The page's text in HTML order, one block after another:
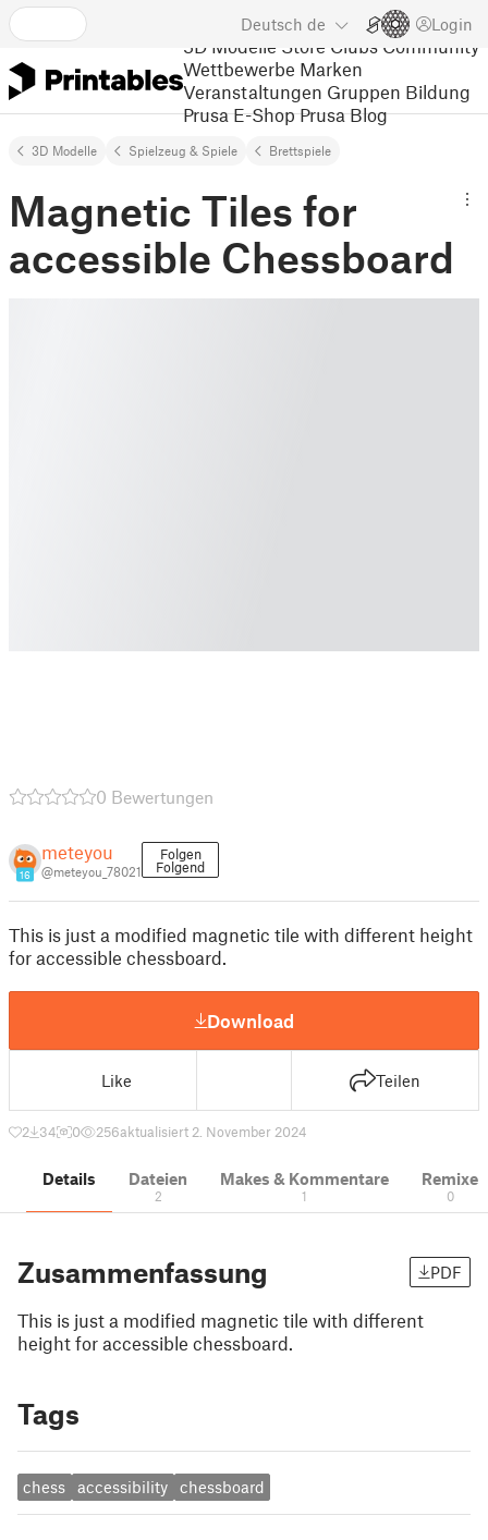
Deutsch de Login
3D Modelle Store Clubs Community
Wettbewerbe Marken
Veranstaltungen Gruppen Bildung
Prusa E-Shop Prusa Blog
3D Modelle Spielzeug & Spiele Brettspiele
Magnetic Tiles for
accessible Chessboard
0 Bewertungen
16
meteyou
@meteyou_78021
Folgen
Folgend
This is just a modified magnetic tile with different height
for accessible chessboard.
Download
Like Teilen
2 34 0 256aktualisiert 2. November 2024
Details Dateien
2
Makes & Kommentare
1
Remixe
0
Zusammenfassung PDF
This is just a modified magnetic tile with different
height for accessible chessboard.
Tags
chess accessibility chessboard